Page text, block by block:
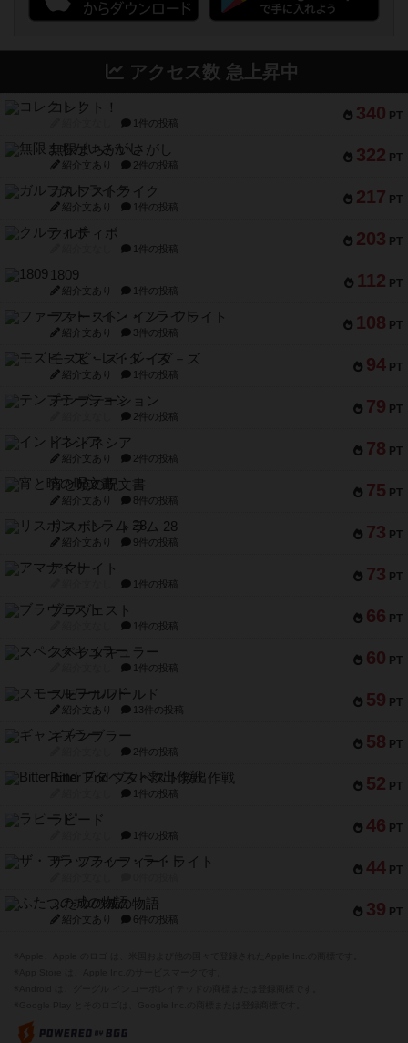
アクセス数 急上昇中
340 PT
コレクト！
1件の投稿
322 PT
無限まちがいさがし
紹介文あり 2件の投稿
217 PT
ガルフストライク
紹介文あり 1件の投稿
203 PT
クルティボ
1件の投稿
112 PT
1809
紹介文あり 1件の投稿
108 PT
ファースト・イン・フライト
紹介文あり 3件の投稿
94 PT
モズビ－ズ・レイダ－ズ
紹介文あり 1件の投稿
79 PT
テンプテーション
2件の投稿
78 PT
インドネシア
紹介文あり 2件の投稿
75 PT
宵と暁の呪文書
紹介文あり 8件の投稿
73 PT
リスボン・トラム 28
紹介文あり 9件の投稿
73 PT
アマナイト
1件の投稿
66 PT
ブラヴェスト
1件の投稿
60 PT
スペクタキュラー
1件の投稿
59 PT
スモールワールド
紹介文あり 13件の投稿
58 PT
ギャンブラー
2件の投稿
52 PT
Bitter End ブタペスト救出作戦
1件の投稿
46 PT
ラピード
1件の投稿
44 PT
ザ・フラッフィー・ライト
39 PT
ふたつの城の物語
紹介文あり 6件の投稿